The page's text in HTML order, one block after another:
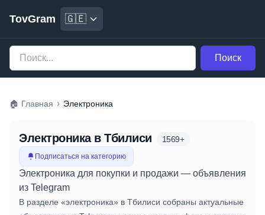
TovGram 🇬🇪
Поиск
🏠 Главная › Электроника
Электроника в Тбилиси 1569+
Подписаться на категорию
Электроника для покупки и продажи — объявления
из Telegram
В разделе «электроника» в Тбилиси собраны актуальные